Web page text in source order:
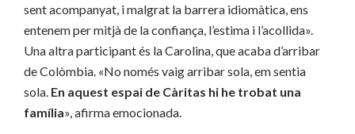
sent acompanyat, i malgrat la barrera idiomàtica, ens
entenem per mitjà de la confiança, l’estima i l’acollida».
Una altra participant és la Carolina, que acaba d’arribar
de Colòmbia. «No només vaig arribar sola, em sentia
sola. En aquest espai de Càritas hi he trobat una
família», afirma emocionada.